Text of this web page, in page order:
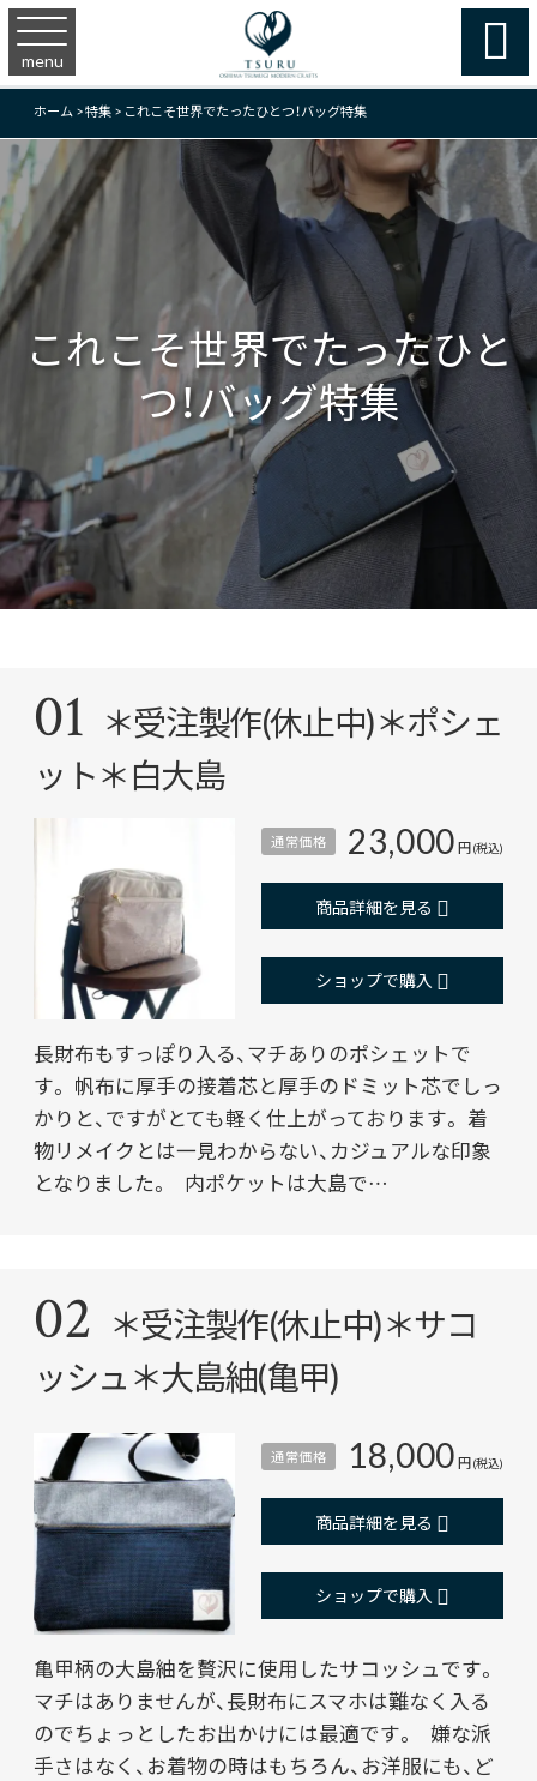
menu 
これこそ世界でたったひと
つ！バッグ特集
ホーム>特集> これこそ世界でたったひとつ！バッグ特集
01 ＊受注製作(休止中)＊ポシェ
ット＊白大島
長財布もすっぽり入る、マチありのポシェットで
す。 帆布に厚手の接着芯と厚手のドミット芯でしっ
かりと、ですがとても軽く仕上がっております。 着
物リメイクとは一見わからない、カジュアルな印象
となりました。 内ポケットは大島で…
通常価格 23,000円(税込)
商品詳細を見る
ショップで購入
02 ＊受注製作(休止中)＊サコ
ッシュ＊大島紬(亀甲)
亀甲柄の大島紬を贅沢に使用したサコッシュです。
マチはありませんが、長財布にスマホは難なく入る
のでちょっとしたお出かけには最適です。 嫌な派
手さはなく、お着物の時はもちろん、お洋服にも、ど
通常価格 18,000円(税込)
商品詳細を見る
ショップで購入